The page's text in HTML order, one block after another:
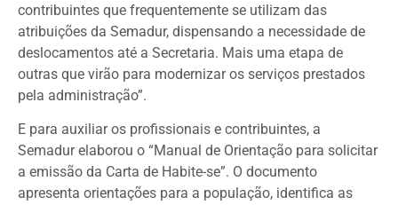
contribuintes que frequentemente se utilizam das
atribuições da Semadur, dispensando a necessidade de
deslocamentos até a Secretaria. Mais uma etapa de
outras que virão para modernizar os serviços prestados
pela administração”.
E para auxiliar os profissionais e contribuintes, a
Semadur elaborou o “Manual de Orientação para solicitar
a emissão da Carta de Habite-se”. O documento
apresenta orientações para a população, identifica as